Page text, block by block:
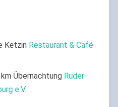
Ketzin Restaurant & Café
Übernachtung Ruder-
e.V.